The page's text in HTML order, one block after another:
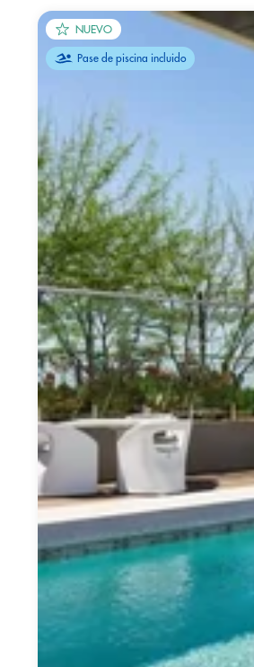
NUEVO
Pase de piscina incluido